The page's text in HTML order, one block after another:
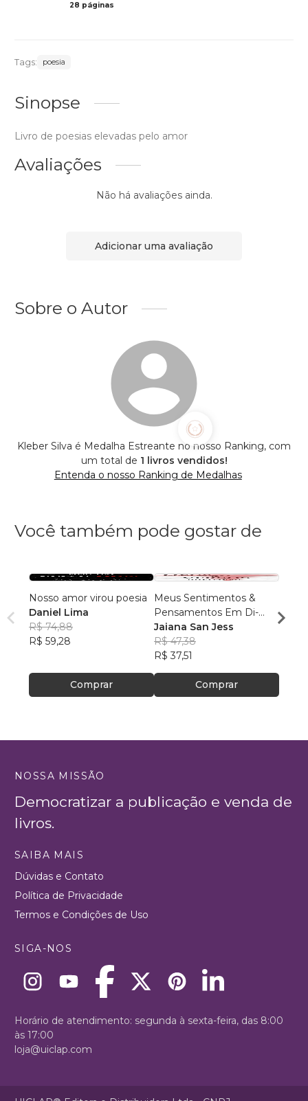
28 páginas
Tags: poesia
Sinopse
Livro de poesias elevadas pelo amor
Avaliações
Não há avaliações ainda.
Adicionar uma avaliação
Sobre o Autor
Kleber Silva é Medalha Estreante no nosso Ranking, com
um total de 1 livros vendidos!
Entenda o nosso Ranking de Medalhas
Você também pode gostar de
Nosso amor virou poesia
Daniel Lima
R$ 74,88
R$ 59,28
Comprar
Meus Sentimentos &
Pensamentos Em Di-
Versos
Jaiana San Jess
R$ 47,38
R$ 37,51
Comprar
um
NOSSA MISSÃO
Democratizar a publicação e venda de
livros.
SAIBA MAIS
Dúvidas e Contato
Política de Privacidade
Termos e Condições de Uso
SIGA-NOS
Horário de atendimento: segunda à sexta-feira, das 8:00
às 17:00
loja@uiclap.com